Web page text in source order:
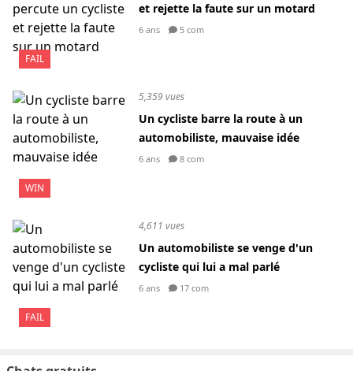
FAIL
et rejette la faute sur un motard
6 ans 5 com
WIN
5,359 vues
Un cycliste barre la route à un
automobiliste, mauvaise idée
6 ans 8 com
FAIL
4,611 vues
Un automobiliste se venge d'un
cycliste qui lui a mal parlé
6 ans 17 com